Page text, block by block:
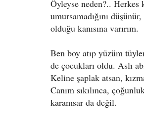
Öyleyse neden?..
umursamadığını
olduğu kanısına varırım.
Ben boy atıp yüzüm
de çocukları oldu. Aslı
Keline şaplak atsan,
Canım sıkılınca,
karamsar da değil.